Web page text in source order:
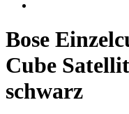
Bose
Cube
schwarz